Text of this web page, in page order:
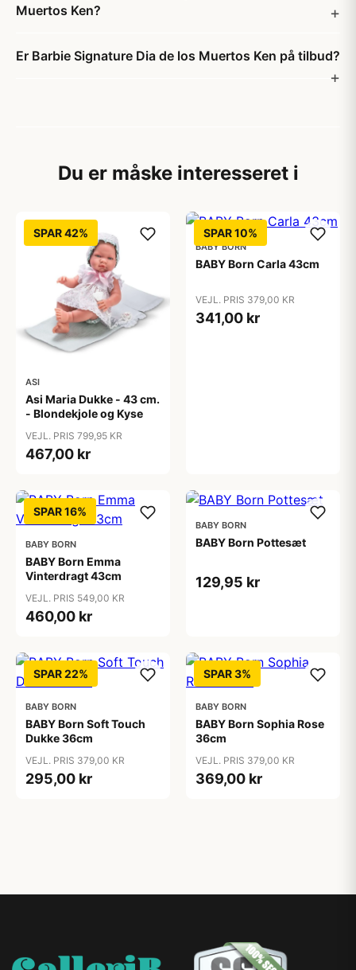
Muertos Ken?
Er Barbie Signature Dia de los Muertos Ken på tilbud?
Du er måske interesseret i
SPAR 42%
ASI
Asi Maria Dukke - 43 cm.
- Blondekjole og Kyse
VEJL. PRIS 799,95 KR
467,00 kr
SPAR 10%
BABY BORN
BABY Born Carla 43cm
VEJL. PRIS 379,00 KR
341,00 kr
SPAR 16%
BABY BORN
BABY Born Emma
Vinterdragt 43cm
VEJL. PRIS 549,00 KR
460,00 kr
BABY BORN
BABY Born Pottesæt
129,95 kr
SPAR 22%
BABY BORN
BABY Born Soft Touch
Dukke 36cm
VEJL. PRIS 379,00 KR
295,00 kr
SPAR 3%
BABY BORN
BABY Born Sophia Rose
36cm
VEJL. PRIS 379,00 KR
369,00 kr